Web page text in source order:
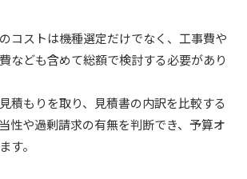
コストは機種選定だけでなく、工事費や
なども含めて総額で検討する必要があり
積もりを取り、見積書の内訳を比較する
性や過剰請求の有無を判断でき、予算オ
す。